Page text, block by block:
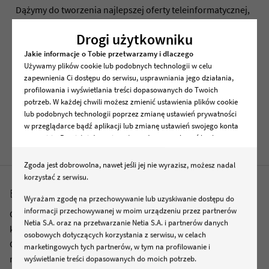
Drogi użytkowniku
Jakie informacje o Tobie przetwarzamy i dlaczego
Używamy plików cookie lub podobnych technologii w celu
zapewnienia Ci dostępu do serwisu, usprawniania jego działania,
profilowania i wyświetlania treści dopasowanych do Twoich
potrzeb. W każdej chwili możesz zmienić ustawienia plików cookie
lub podobnych technologii poprzez zmianę ustawień prywatności
w przeglądarce bądź aplikacji lub zmianę ustawień swojego konta
w serwisie. Pamiętaj, że zmiana ta może spowodować brak
Dane osobowe dotyczące korzystania z serwisu, w tym
zapisywane i odczytywane z plików cookie lub podobnych
technologii będą przetwarzane w celu zapewnienia dostępu do
serwisu, w celach marketingowych, w tym profilowania, w celach
wewnętrznych związanych ze świadczeniem usług oraz
prowadzeniem działalności gospodarczej, w tym dowodowych,
analitycznych i statystycznych, wykrywania i eliminowania
nadużyć oraz w celu wykonywania obowiązków wynikających z
Zgoda jest dobrowolna, nawet jeśli jej nie wyrazisz, możesz nadal
korzystać z serwisu.
Wyrażam zgodę na przechowywanie lub uzyskiwanie dostępu do
informacji przechowywanej w moim urządzeniu przez partnerów
Netia S.A. oraz na przetwarzanie Netia S.A. i partnerów danych
osobowych dotyczących korzystania z serwisu, w celach
marketingowych tych partnerów, w tym na profilowanie i
wyświetlanie treści dopasowanych do moich potrzeb.
Dążymy do tworzenia najlepszej oferty teleinformatycznej,
Aby być firmą gotową na wyzwania przyszłości,
prowadzimy projekty transformacyjne Future Proof Netia.
Realizuj z nami ambitne projekty na miarę 21 wieku!
Zapraszamy! Sprawdź aktualne oferty pracy i wyślij swoje
CV
B2B
Obszar B2B to miejsce dla ludzi z wizją i odwagą do działania,
którzy chcą uczestniczyć w cyfrowej transformacji biznesu.
Oferta B2B skierowana jest do klientów reprezentujących
różnej wielkości przedsiębiorstwa, o zróżnicowanym profilu